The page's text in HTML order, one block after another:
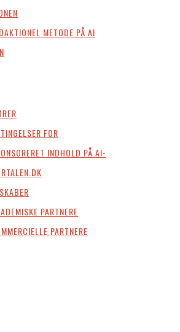
METODE PÅ AI
FOR
INDHOLD PÅ AI-
PARTNERE
PARTNERE